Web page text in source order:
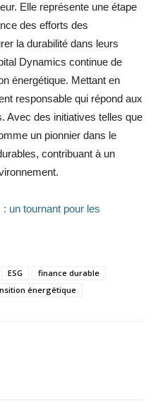
Elle représente une étape
des efforts des
la durabilité dans leurs
Dynamics continue de
énergétique. Mettant en
responsable qui répond aux
Avec des initiatives telles que
un pionnier dans le
contribuant à un
un tournant pour les
ESG
finance durable
énergétique